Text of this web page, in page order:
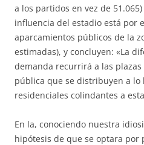
a los partidos en vez de
influencia del estadio está por
aparcamientos públicos de la
estimadas), y concluyen: «La
demanda recurrirá a las
pública que se distribuyen a lo
residenciales colindantes a
En la, conociendo nuestra
hipótesis de que se optara por